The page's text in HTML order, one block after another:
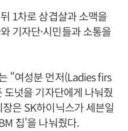
1차로 삼겹살과 소맥을
기자단·시민들과 소통을
"여성분 먼저(Ladies firs
넛을 기자단에게 나눠줬
장은 SK하이닉스가 세븐일
칩'을 나눠줬다.